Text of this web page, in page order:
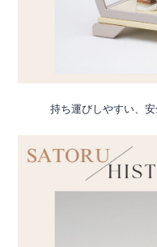
持ち運びしやすい、安